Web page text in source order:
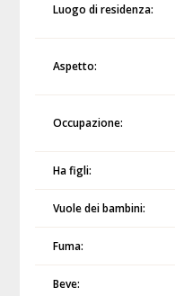
Luogo di residenza:
Aspetto:
Occupazione:
Ha figli:
Vuole dei bambini:
Fuma:
Beve: